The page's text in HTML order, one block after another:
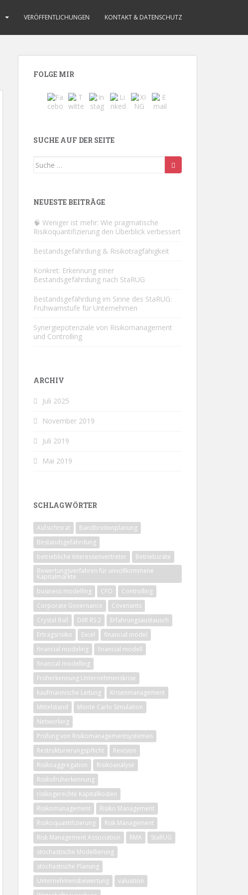
VERÖFFENTLICHUNGEN KONTAKT & DATENSCHUTZ
FOLGE MIR
SUCHE AUF DER SEITE
Suche
NEUESTE BEITRÄGE
🧠 Weniger ist mehr: Wie pragmatische
Risikoquantifizierung den Überblick verbessert
Bestandsgefährdung & Risikotragfähigkeit
Konkret: Erkennung einer
Bestandsgefährdung nach StaRUG
Bestandsgefährdung im Sinne des StaRUG:
Frühwarnstufe für Unternehmen
Synergiepotenziale von Risikomanagement
und Controlling
ARCHIV
Juli 2025
November 2019
Juli 2019
Mai 2019
SCHLAGWÖRTER
Aufsichtsrat
Bandbreitenplanung
Bestandsgefährdung
betriebliche Interessenvertreter
Betriebsräte
Bewertungsverfahren für unvollkommene
Kapitalmärkte
business modelling
CFO
Controlling
Corporate Governance
Covenants
Crystal Ball
DIIR RS 2
Erfahrungsaustausch
Ertragsrisiko
Excel
financial model
financial modeling
financial modell
financial modelling
Früherkennung Unternehmenskrise
kaufmännische Leitung
Krisenmanagement
Mittelstand
Monte Carlo Simulation
Networking
Prüfung von Risikomanagementsystemen
Restrukturierungspflicht
Revision
Risikoaggregation
Risikoanalyse
Risikofrüherkennung
risikogerechte Kapitalkosten
Risikomanagement
Risiko Management
Risikoquantifizierung
Risk Management
Risk Management Association
RMA
StaRUG
stochastische Modellierung
stochastische Planung
Unternehmensbewertung
valuation